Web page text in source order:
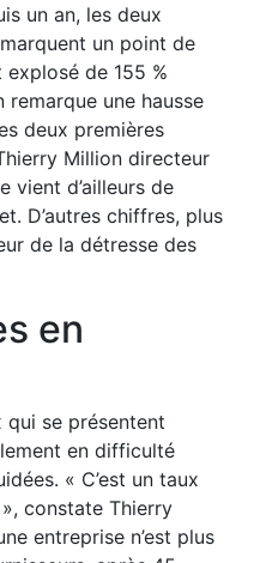
un an, les deux
un point de
de 155 %
une hausse
deux premières
Million directeur
vient d’ailleurs de
D’autres chiffres, plus
de la détresse des
en
qui se présentent
en difficulté
« C’est un taux
constate Thierry
entreprise n’est plus